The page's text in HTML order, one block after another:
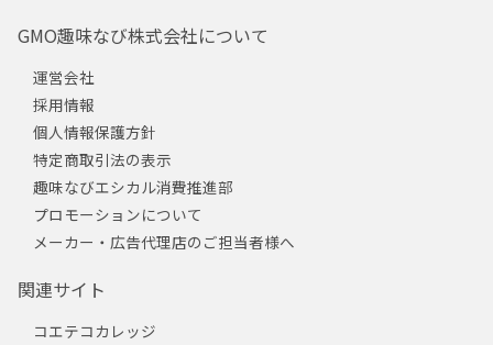
GMO趣味なび株式会社について
運営会社
採用情報
個人情報保護方針
特定商取引法の表示
趣味なびエシカル消費推進部
プロモーションについて
メーカー・広告代理店のご担当者様へ
関連サイト
コエテコカレッジ